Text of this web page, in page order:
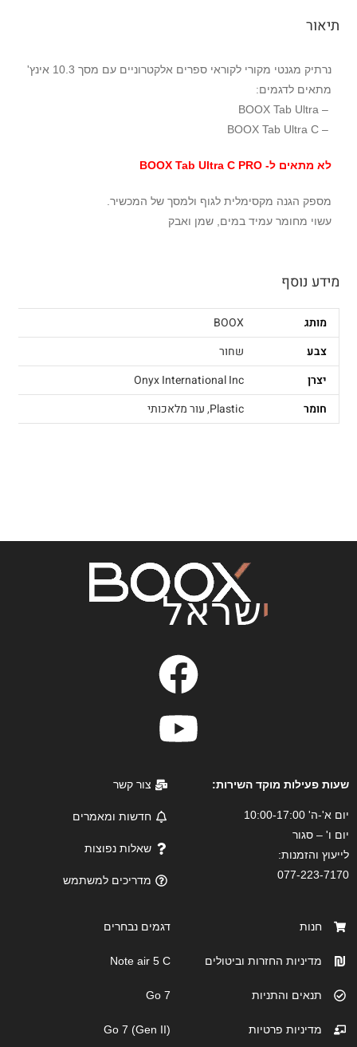
תיאור
נרתיק מגנטי מקורי לקוראי ספרים אלקטרוניים עם מסך 10.3 אינץ'
מתאים לדגמים:
– BOOX Tab Ultra
– BOOX Tab Ultra C
לא מתאים ל- BOOX Tab Ultra C PRO
מספק הגנה מקסימלית לגוף ולמסך של המכשיר.
עשוי מחומר עמיד במים, שמן ואבק
מידע נוסף
מותג
BOOX
צבע
שחור
יצרן
Onyx International Inc
חומר
Plastic
,עור מלאכותי
שעות פעילות מוקד השירות:
יום א'-ה' 10:00-17:00
יום ו' – סגור
לייעוץ והזמנות:
077-223-7170
צור קשר
חדשות ומאמרים
שאלות נפוצות
מדריכים למשתמש
חנות
מדיניות החזרות וביטולים
תנאים והתניות
מדיניות פרטיות
דגמים נבחרים
Note air 5 C
Go 7
Go 7 (Gen II)